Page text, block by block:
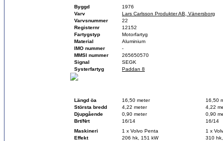
Byggd
1976
Varv
Lars Carlsson Produkter AB, Vänersborg
Varvsnummer
22
Registernr
12152
Fartygstyp
Motorfartyg
Material
Aluminium
IMO nummer
-
MMSI nummer
265650570
Signal
SEGK
Systerfartyg
Paddan 8
Längd öa
16,50 meter
16,50
Största bredd
4,22 meter
4,22
Djupgående
0,90 meter
0,90
Brt/Nrt
16/14
16/14
Maskineri
1 x Volvo Penta
1 x
Effekt
206 hk, 151 kW
310